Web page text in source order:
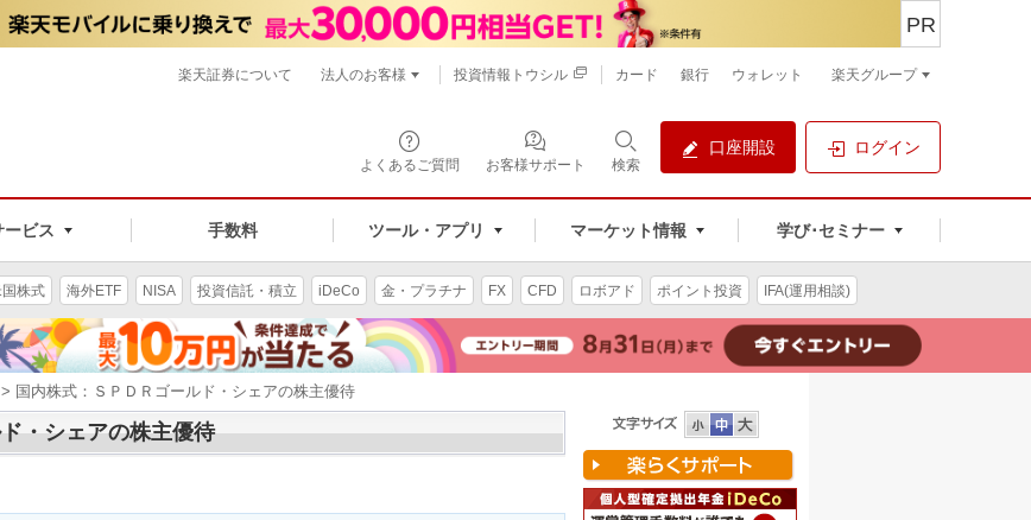
よくあるご質問 お客様サポート 検索
口座開設 ログイン
ービス 手数料 ツール・アプリ マーケット情報 学び･セミナー
PR
楽天証券について 法人のお客様 投資情報トウシル カード 銀行 ウォレット 楽天グループ
株式 海外ETF NISA 投資信託・積立 iDeCo 金・プラチナ FX CFD ロボアド ポイント投資 IFA(運用相談)
> 国内株式：ＳＰＤＲゴールド・シェアの株主優待
・シェアの株主優待